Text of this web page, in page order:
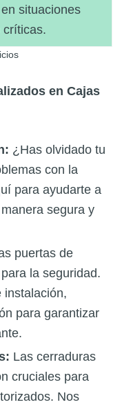
situaciones
críticas.
en Cajas
¿Has olvidado tu
con la
para ayudarte a
segura y
puertas de
la seguridad.
instalación,
para garantizar
Las cerraduras
cruciales para
Nos